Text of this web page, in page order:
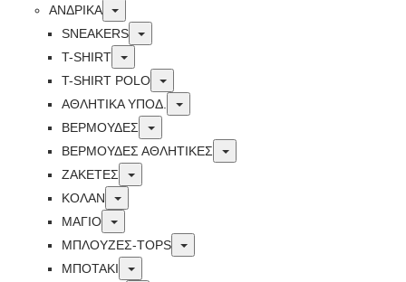
ΑΝΔΡΙΚΑ
Toggle
SNEAKERS
Toggle
T-SHIRT
Toggle
T-SHIRT POLO
Toggle
ΑΘΛΗΤΙΚΑ ΥΠΟΔ.
Toggle
ΒΕΡΜΟΥΔΕΣ
Toggle
ΒΕΡΜΟΥΔΕΣ ΑΘΛΗΤΙΚΕΣ
Toggle
ΖΑΚΕΤΕΣ
Toggle
ΚΟΛΑΝ
Toggle
ΜΑΓΙΟ
Toggle
ΜΠΛΟΥΖΕΣ-TOPS
Toggle
ΜΠΟΤΑΚΙ
Toggle